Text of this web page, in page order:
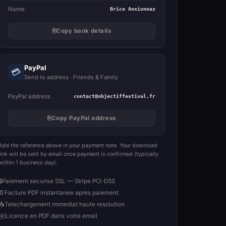
Name Brice Anxionnaz
⎘Copy bank details
💳 PayPal
Send to address · Friends & Family
PayPal address contact@objectiffestival.fr
⎘Copy PayPal address
the reference above in your payment note. Your download
will be sent by email once payment is confirmed (typically
1 business day).
Paiement securise SSL — Stripe PCI-DSS
📄 Facture PDF instantanee apres paiement
Telechargement immediat haute resolution
Licence en PDF dans votre email